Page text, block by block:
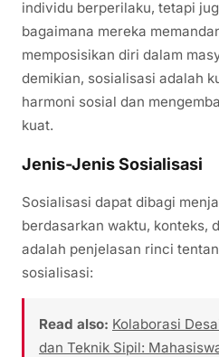
individu berperilaku, tetapi
bagaimana mereka
memposisikan diri dalam
demikian, sosialisasi adalah
harmoni sosial dan
kuat.
Jenis-Jenis Sosialisasi
Sosialisasi dapat dibagi
berdasarkan waktu, konteks,
adalah penjelasan rinci
sosialisasi:
Read also: Kolaborasi
dan Teknik Sipil: